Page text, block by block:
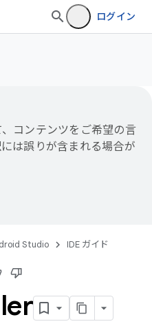
ログイン
コンテンツをご希望の言
は誤りが含まれる場合が
Studio IDE ガイド